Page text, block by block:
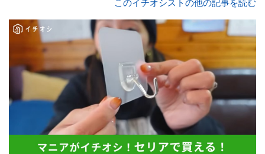
このイチオシストの他の記事を読む